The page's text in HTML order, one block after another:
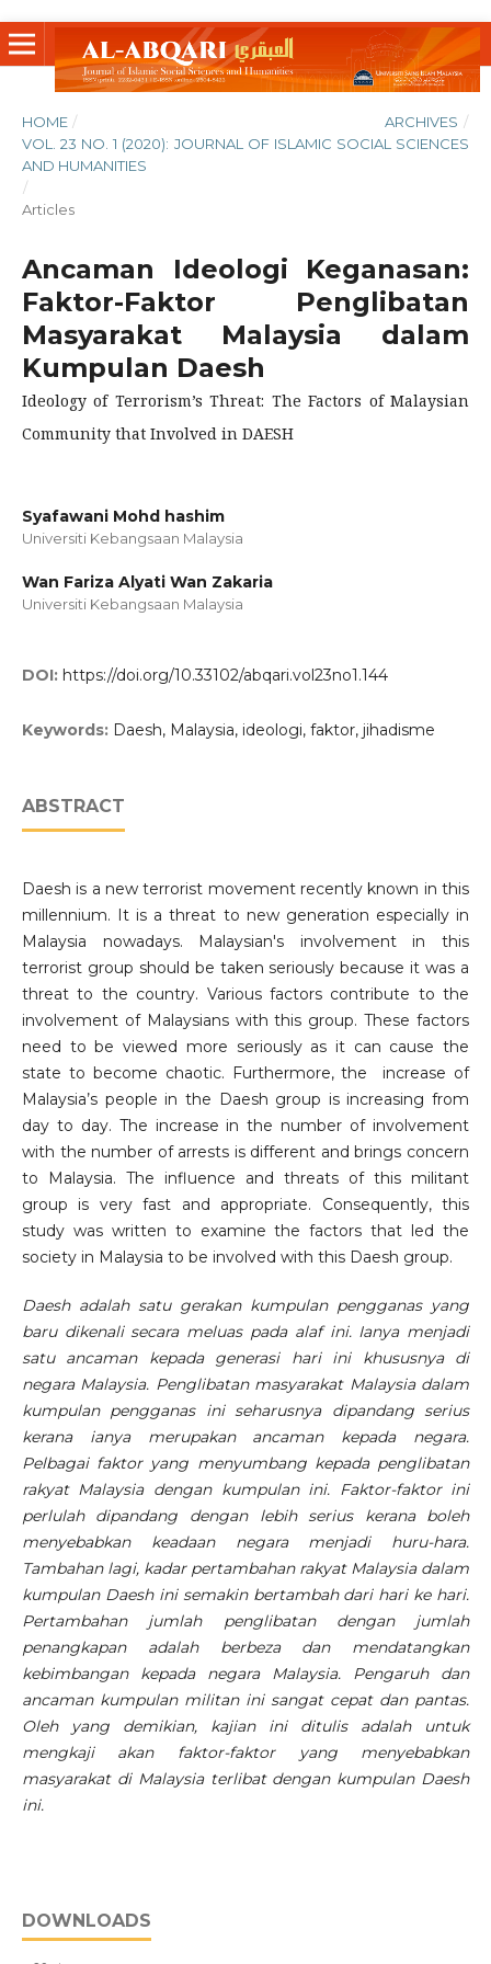
HOME / ARCHIVES /
VOL. 23 NO. 1 (2020): JOURNAL OF ISLAMIC SOCIAL SCIENCES
AND HUMANITIES
/
Articles
Ancaman Ideologi Keganasan:
Faktor-Faktor Penglibatan
Masyarakat Malaysia dalam
Kumpulan Daesh
Ideology of Terrorism’s Threat: The Factors of Malaysian
Community that Involved in DAESH
Syafawani Mohd hashim
Universiti Kebangsaan Malaysia
Wan Fariza Alyati Wan Zakaria
Universiti Kebangsaan Malaysia
DOI: https://doi.org/10.33102/abqari.vol23no1.144
Keywords: Daesh, Malaysia, ideologi, faktor, jihadisme
ABSTRACT
Daesh is a new terrorist movement recently known in this
millennium. It is a threat to new generation especially in
Malaysia nowadays. Malaysian's involvement in this
terrorist group should be taken seriously because it was a
threat to the country. Various factors contribute to the
involvement of Malaysians with this group. These factors
need to be viewed more seriously as it can cause the
state to become chaotic. Furthermore, the increase of
Malaysia’s people in the Daesh group is increasing from
day to day. The increase in the number of involvement
with the number of arrests is different and brings concern
to Malaysia. The influence and threats of this militant
group is very fast and appropriate. Consequently, this
study was written to examine the factors that led the
society in Malaysia to be involved with this Daesh group.
Daesh adalah satu gerakan kumpulan pengganas yang
baru dikenali secara meluas pada alaf ini. Ianya menjadi
satu ancaman kepada generasi hari ini khususnya di
negara Malaysia. Penglibatan masyarakat Malaysia dalam
kumpulan pengganas ini seharusnya dipandang serius
kerana ianya merupakan ancaman kepada negara.
Pelbagai faktor yang menyumbang kepada penglibatan
rakyat Malaysia dengan kumpulan ini. Faktor-faktor ini
perlulah dipandang dengan lebih serius kerana boleh
menyebabkan keadaan negara menjadi huru-hara.
Tambahan lagi, kadar pertambahan rakyat Malaysia dalam
kumpulan Daesh ini semakin bertambah dari hari ke hari.
Pertambahan jumlah penglibatan dengan jumlah
penangkapan adalah berbeza dan mendatangkan
kebimbangan kepada negara Malaysia. Pengaruh dan
ancaman kumpulan militan ini sangat cepat dan pantas.
Oleh yang demikian, kajian ini ditulis adalah untuk
mengkaji akan faktor-faktor yang menyebabkan
masyarakat di Malaysia terlibat dengan kumpulan Daesh
ini.
DOWNLOADS